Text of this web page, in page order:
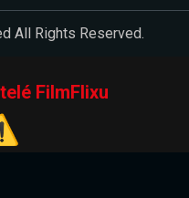
All Rights Reserved.
FilmFlixu